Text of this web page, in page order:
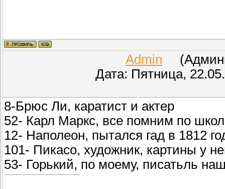
Admin
Дата: Пятница,
8-Брюс Ли, каратист и актер
52- Карл Маркс, все помним по
12- Наполеон, пытался гад в 1812
101- Пикасо, художник, картины у
53- Горький, по моему, писатьль